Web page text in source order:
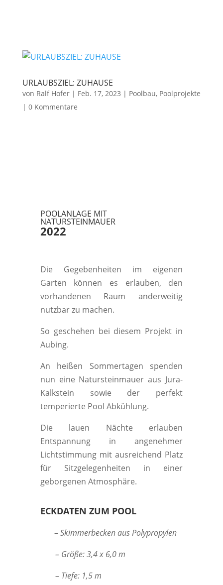
URLAUBSZIEL: ZUHAUSE
von Ralf Hofer| Feb. 17, 2023 | Poolbau, Poolprojekte
| 0 Kommentare
POOLANLAGE MIT
NATURSTEINMAUER
2022
Die Gegebenheiten im eigenen
Garten können es erlauben, den
vorhandenen Raum anderweitig
nutzbar zu machen.
So geschehen bei diesem Projekt in
Aubing.
An heißen Sommertagen spenden
nun eine Natursteinmauer aus Jura-
Kalkstein sowie der perfekt
temperierte Pool Abkühlung.
Die lauen Nächte erlauben
Entspannung in angenehmer
Lichtstimmung mit ausreichend Platz
für Sitzgelegenheiten in einer
geborgenen Atmosphäre.
ECKDATEN ZUM POOL
– Skimmerbecken aus Polypropylen
– Größe: 3,4 x 6,0 m
– Tiefe: 1,5 m